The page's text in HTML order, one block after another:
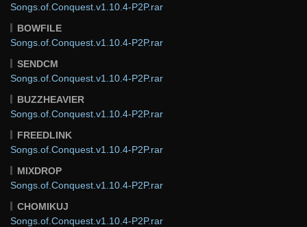
Songs.of.Conquest.v1.10.4-P2P.rar
BOWFILE
Songs.of.Conquest.v1.10.4-P2P.rar
SENDCM
Songs.of.Conquest.v1.10.4-P2P.rar
BUZZHEAVIER
Songs.of.Conquest.v1.10.4-P2P.rar
FREEDLINK
Songs.of.Conquest.v1.10.4-P2P.rar
MIXDROP
Songs.of.Conquest.v1.10.4-P2P.rar
CHOMIKUJ
Songs.of.Conquest.v1.10.4-P2P.rar